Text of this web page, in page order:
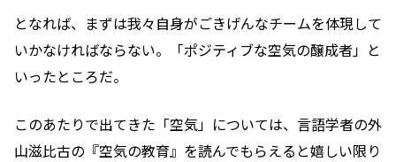
となれば、まずは我々自身がごきげんなチームを体現して
いかなければならない。「ポジティブな空気の醸成者」と
いったところだ。
このあたりで出てきた「空気」については、言語学者の外
山滋比古の『空気の教育』を読んでもらえると嬉しい限り